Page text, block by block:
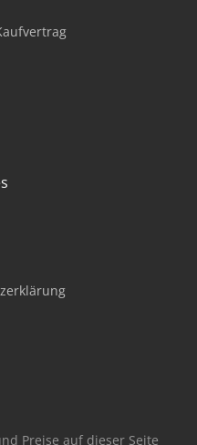
Preise auf dieser Seite